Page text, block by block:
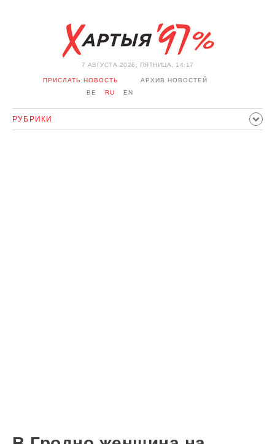
7 АВГУСТА 2026, ПЯТНИЦА, 14:17
ПРИСЛАТЬ НОВОСТЬ
АРХИВ НОВОСТЕЙ
BE
RU EN
РУБРИКИ